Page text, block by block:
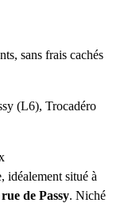
sans frais cachés
(L6), Trocadéro
idéalement situé à
rue de Passy. Niché